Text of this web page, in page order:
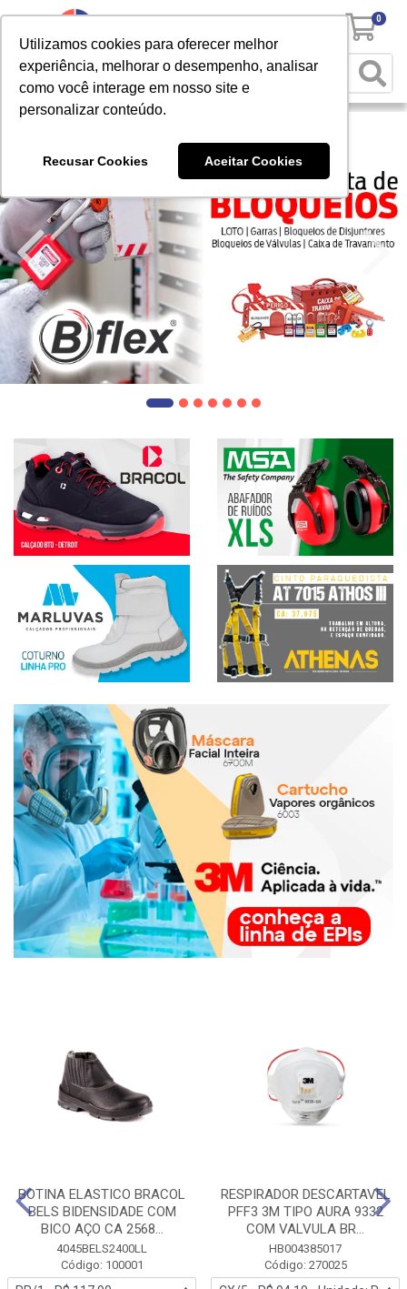
Utilizamos cookies para oferecer melhor
experiência, melhorar o desempenho, analisar
como você interage em nosso site e
personalizar conteúdo.
Recusar Cookies Aceitar Cookies
0
BOTINA ELASTICO BRACOL
BELS BIDENSIDADE COM
BICO AÇO CA 2568...
4045BELS2400LL
Código: 100001
RESPIRADOR DESCARTAVEL
PFF3 3M TIPO AURA 9332
COM VALVULA BR...
HB004385017
Código: 270025